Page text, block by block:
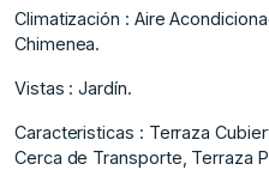
Climatización : Aire
Chimenea.
Vistas : Jardín.
Caracteristicas : Terraza
Cerca de Transporte, Terraza